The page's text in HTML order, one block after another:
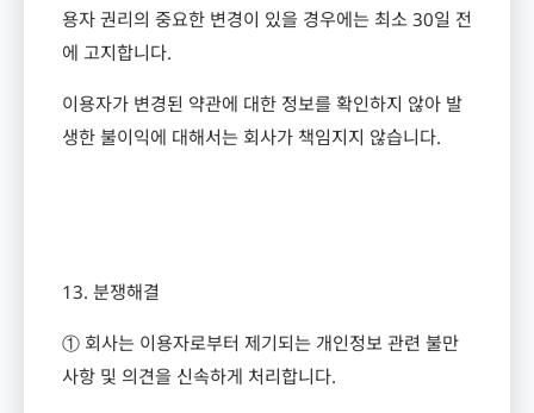
용자 권리의 중요한 변경이 있을 경우에는 최소 30일 전
에 고지합니다.
이용자가 변경된 약관에 대한 정보를 확인하지 않아 발
생한 불이익에 대해서는 회사가 책임지지 않습니다.
13. 분쟁해결
① 회사는 이용자로부터 제기되는 개인정보 관련 불만
사항 및 의견을 신속하게 처리합니다.